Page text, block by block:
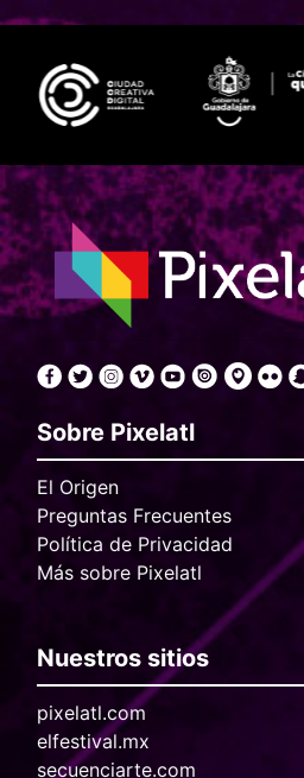
Sobre Pixelatl
El Origen
Preguntas Frecuentes
Política de Privacidad
Más sobre Pixelatl
Nuestros sitios
pixelatl.com
elfestival.mx
secuenciarte.com